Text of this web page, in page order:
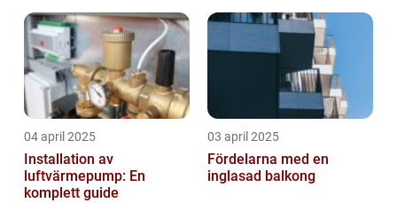
04 april 2025
Installation av
luftvärmepump: En
komplett guide
03 april 2025
Fördelarna med en
inglasad balkong